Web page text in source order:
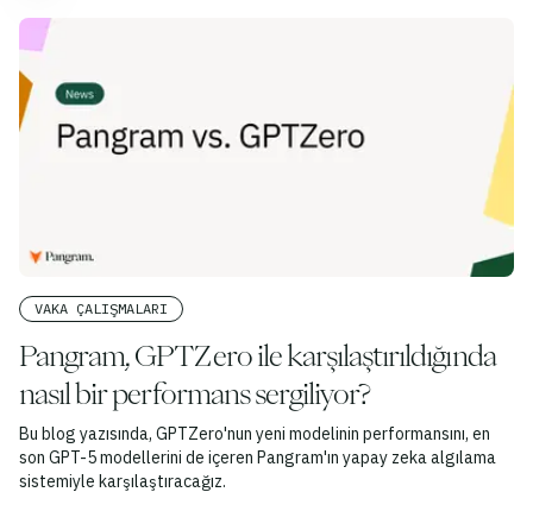
VAKA ÇALIŞMALARI
Pangram, GPTZero ile karşılaştırıldığında
nasıl bir performans sergiliyor?
Bu blog yazısında, GPTZero'nun yeni modelinin performansını, en
son GPT-5 modellerini de içeren Pangram'ın yapay zeka algılama
sistemiyle karşılaştıracağız.